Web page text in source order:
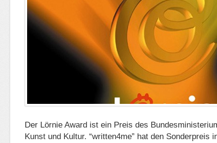
Der Lörnie Award ist ein Preis des
Kunst und Kultur. “written4me” hat den Sonderpreis